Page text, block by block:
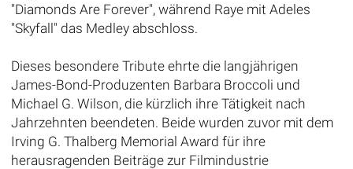
"Diamonds Are Forever", während Raye mit Adeles
"Skyfall" das Medley abschloss.
Dieses besondere Tribute ehrte die langjährigen
James-Bond-Produzenten Barbara Broccoli und
Michael G. Wilson, die kürzlich ihre Tätigkeit nach
Jahrzehnten beendeten. Beide wurden zuvor mit dem
Irving G. Thalberg Memorial Award für ihre
herausragenden Beiträge zur Filmindustrie